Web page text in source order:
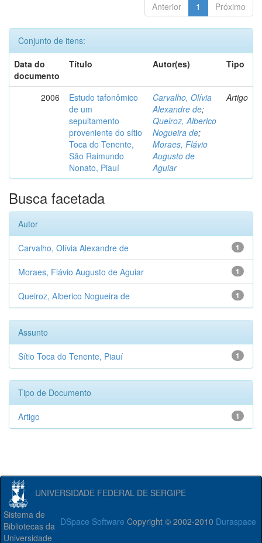
Anterior 1 Próximo
Conjunto de itens:
Data do
documento
Título Autor(es) Tipo
2006
Estudo tafonômico
de um
sepultamento
proveniente do sítio
Toca do Tenente,
São Raimundo
Nonato, Piauí
Carvalho, Olívia
Alexandre de;
Queiroz, Alberico
Nogueira de;
Moraes, Flávio
Augusto de
Aguiar
Artigo
Busca facetada
Autor
1
Carvalho, Olívia Alexandre de
1
Moraes, Flávio Augusto de Aguiar
1
Queiroz, Alberico Nogueira de
Assunto
1
Sítio Toca do Tenente, Piauí
Tipo de Documento
1
Artigo
UNIVERSIDADE FEDERAL DE SERGIPE
DSpace Software Copyright © 2002-2010 Duraspace
Sistema de
Bibliotecas da
Universidade